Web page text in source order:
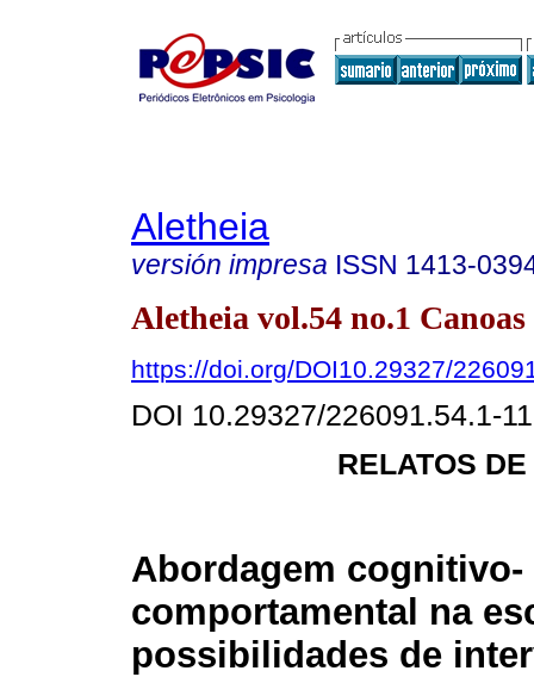
Aletheia
versión impresa ISSN 1413-
Aletheia vol.54 no.1
https://doi.org/DOI10.29327/
DOI 10.29327/226091.54.1-11
RELATOS
Abordagem cognitivo-
comportamental na
possibilidades de